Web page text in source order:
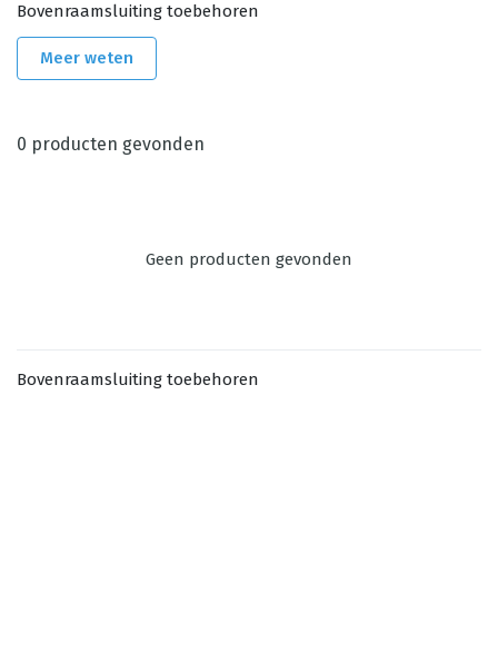
Bovenraamsluiting toebehoren
Meer weten
0 producten gevonden
Geen producten gevonden
Bovenraamsluiting toebehoren